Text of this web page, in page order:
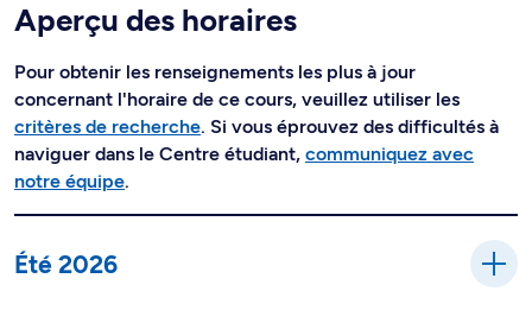
Aperçu des horaires
Pour obtenir les renseignements les plus à jour
concernant l'horaire de ce cours, veuillez utiliser les
critères de recherche. Si vous éprouvez des difficultés à
naviguer dans le Centre étudiant, communiquez avec
notre équipe.
Été 2026